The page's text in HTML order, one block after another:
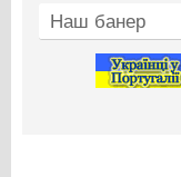
Наш банер